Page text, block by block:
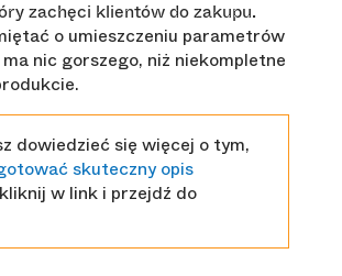
zachęci klientów do zakupu.
o umieszczeniu parametrów
nic gorszego, niż niekompletne
dowiedzieć się więcej o tym,
skuteczny opis
w link i przejdź do